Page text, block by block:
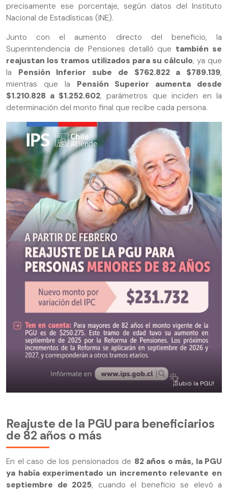
precisamente ese porcentaje, según datos del Instituto
Nacional de Estadísticas (INE).
Junto con el aumento directo del beneficio, la
Superintendencia de Pensiones detalló que también se
reajustan los tramos utilizados para su cálculo, ya que
la Pensión Inferior sube de $762.822 a $789.139,
mientras que la Pensión Superior aumenta desde
$1.210.828 a $1.252.602, parámetros que inciden en la
determinación del monto final que recibe cada persona.
¡Subió la PGU!
Reajuste de la PGU para beneficiarios
de 82 años o más
En el caso de los pensionados de 82 años o más, la PGU
ya había experimentado un incremento relevante en
septiembre de 2025, cuando el beneficio se elevó a